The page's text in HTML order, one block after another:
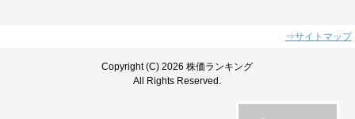
⇒サイトマップ
Copyright (C) 2026 株価ランキング
All Rights Reserved.